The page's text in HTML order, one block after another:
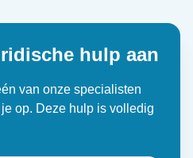
hulp aan
van onze specialisten
op. Deze hulp is volledig